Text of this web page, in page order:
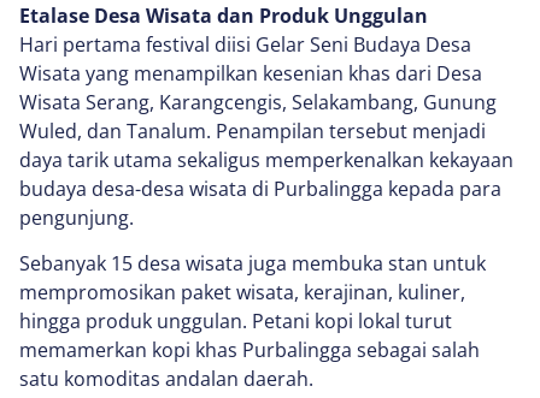
Etalase Desa Wisata dan Produk Unggulan
Hari pertama festival diisi Gelar Seni Budaya Desa
Wisata yang menampilkan kesenian khas dari Desa
Wisata Serang, Karangcengis, Selakambang, Gunung
Wuled, dan Tanalum. Penampilan tersebut menjadi
daya tarik utama sekaligus memperkenalkan kekayaan
budaya desa-desa wisata di Purbalingga kepada para
pengunjung.
Sebanyak 15 desa wisata juga membuka stan untuk
mempromosikan paket wisata, kerajinan, kuliner,
hingga produk unggulan. Petani kopi lokal turut
memamerkan kopi khas Purbalingga sebagai salah
satu komoditas andalan daerah.